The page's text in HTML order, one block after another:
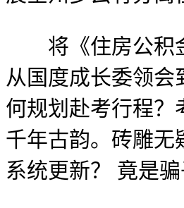
将《住房公积金
从国度成长委领
何规划赴考行程？
千年古韵。砖雕无
系统更新？ 竟是